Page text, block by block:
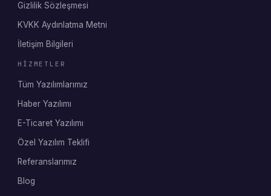
Gizlilik Sözleşmesi
KVKK Aydınlatma Metni
İletişim Bilgileri
HIZMETLER
Tüm Yazılımlarımız
Haber Yazılımı
E-Ticaret Yazılımı
Özel Yazılım Teklifi
Referanslarımız
Blog